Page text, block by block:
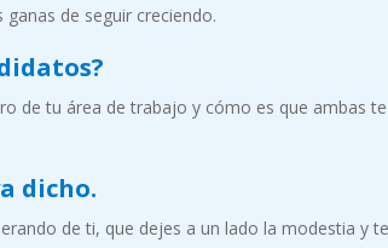
de seguir creciendo.
de tu área de trabajo y cómo es que ambas
dicho.
de ti, que dejes a un lado la modestia y te